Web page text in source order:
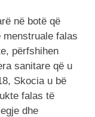
në botë që
falas
përfshihen
sanitare që u
Skocia u bë
falas të
dhe